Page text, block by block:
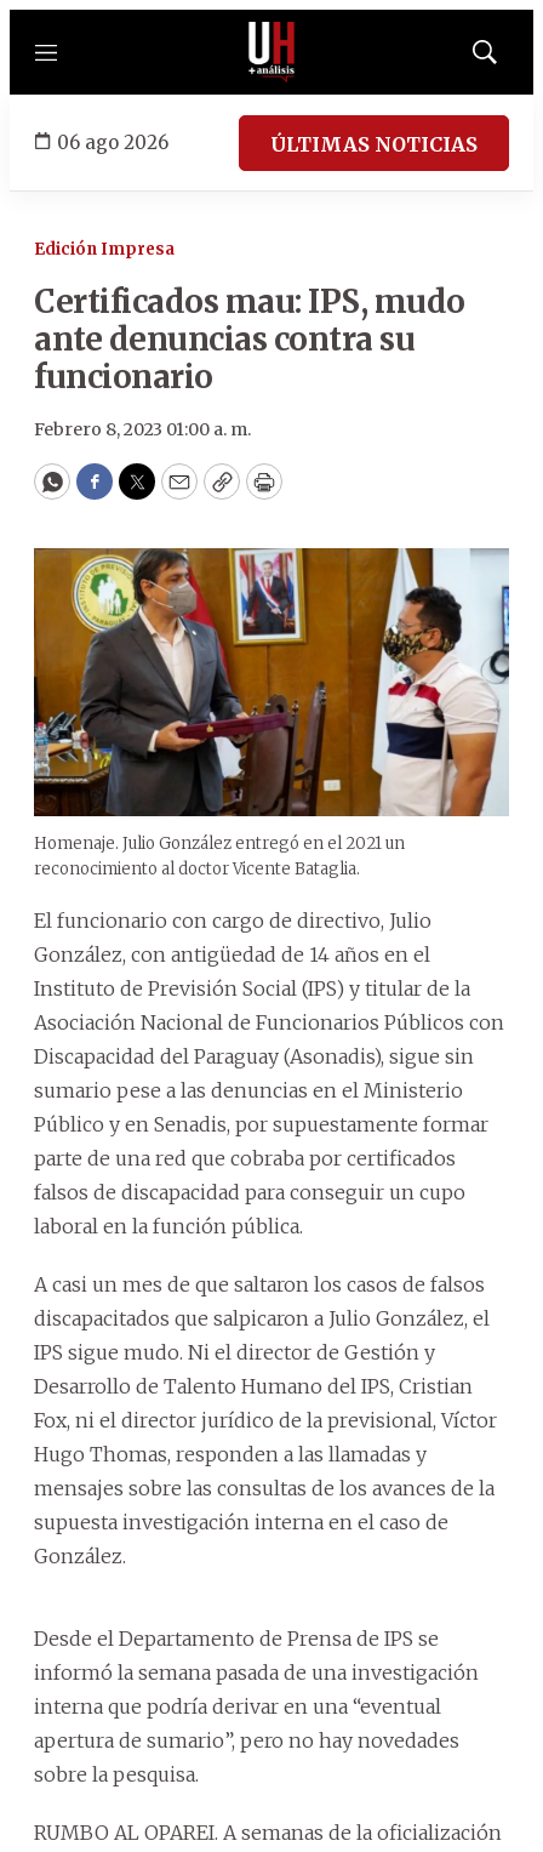
Menú
Mostrar
06 ago 2026 ÚLTIMAS NOTICIAS
Edición Impresa
Certificados mau: IPS, mudo
ante denuncias contra su
funcionario
Febrero 8, 2023 01:00 a. m.
WhatsApp
Facebook
Twitter
EmailCopyPrint
Homenaje. Julio González entregó en el 2021 un
reconocimiento al doctor Vicente Bataglia.
El funcionario con cargo de directivo, Julio
González, con antigüedad de 14 años en el
Instituto de Previsión Social (IPS) y titular de la
Asociación Nacional de Funcionarios Públicos con
Discapacidad del Paraguay (Asonadis), sigue sin
sumario pese a las denuncias en el Ministerio
Público y en Senadis, por supuestamente formar
parte de una red que cobraba por certificados
falsos de discapacidad para conseguir un cupo
laboral en la función pública.
A casi un mes de que saltaron los casos de falsos
discapacitados que salpicaron a Julio González, el
IPS sigue mudo. Ni el director de Gestión y
Desarrollo de Talento Humano del IPS, Cristian
Fox, ni el director jurídico de la previsional, Víctor
Hugo Thomas, responden a las llamadas y
mensajes sobre las consultas de los avances de la
supuesta investigación interna en el caso de
González.
Desde el Departamento de Prensa de IPS se
informó la semana pasada de una investigación
interna que podría derivar en una “eventual
apertura de sumario”, pero no hay novedades
sobre la pesquisa.
RUMBO AL OPAREI. A semanas de la oficialización